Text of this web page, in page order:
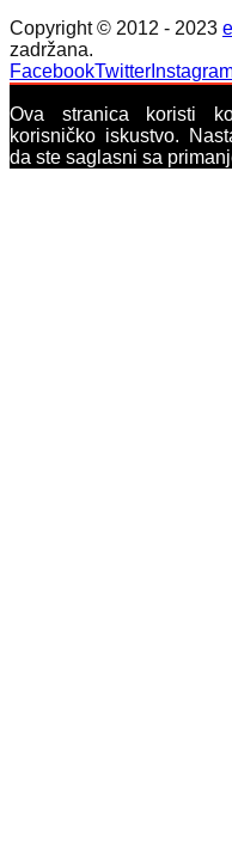
Copyright © 2012 - 2023
zadržana.
FacebookTwitter
Ova stranica koristi
korisničko iskustvo.
da ste saglasni sa